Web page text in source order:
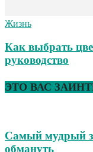
Жизнь
Как выбрать
руководство
ЭТО ВАС
Самый мудрый
обмануть